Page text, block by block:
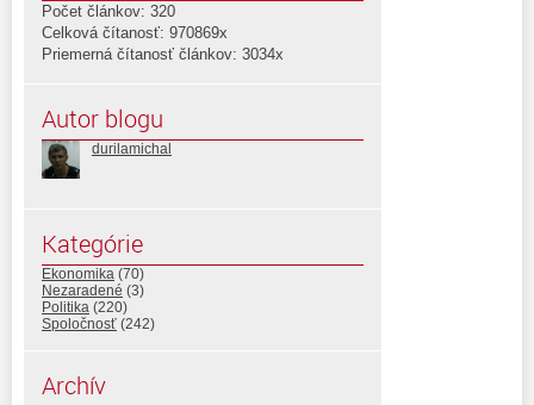
Počet článkov: 320
Celková čítanosť: 970869x
Priemerná čítanosť článkov: 3034x
Autor blogu
durilamichal
Kategórie
Ekonomika (70)
Nezaradené (3)
Politika (220)
Spoločnosť (242)
Archív